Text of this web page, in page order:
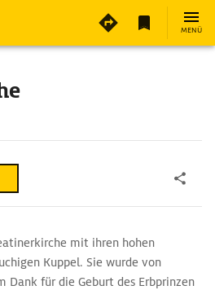
MENÜ
mit ihren hohen
Kuppel. Sie wurde von
Dank für die Geburt des Erbprinzen